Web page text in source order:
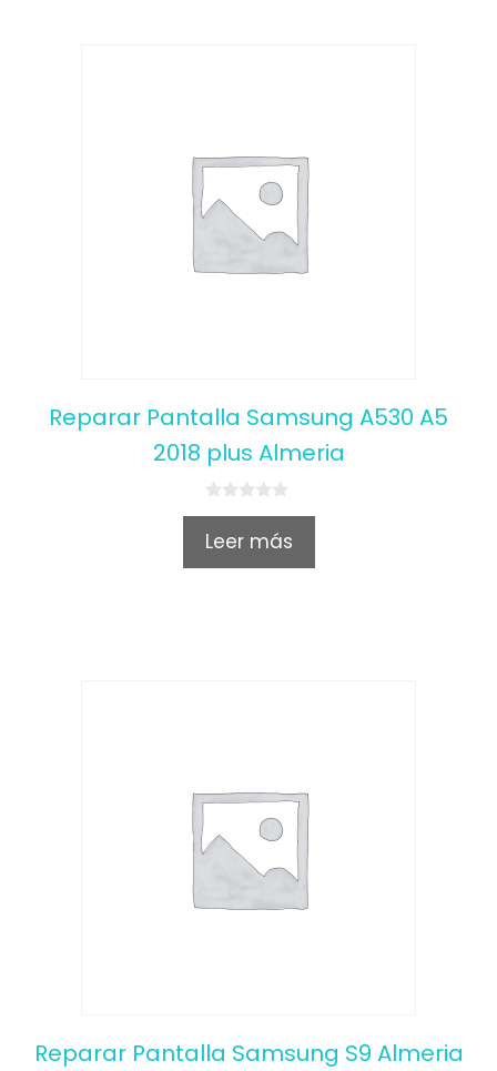
Reparar Pantalla Samsung A530 A5
2018 plus Almeria
0
u
Leer más
Reparar Pantalla Samsung S9 Almeria